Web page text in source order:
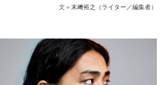
文＝末﨑裕之（ライター／編集者）